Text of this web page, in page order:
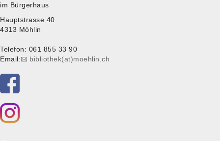
im Bürgerhaus
Hauptstrasse 40
4313 Möhlin
Telefon: 061 855 33 90
Email:
bibliothek(at)moehlin.ch